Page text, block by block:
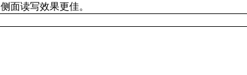
侧面读写效果更佳。